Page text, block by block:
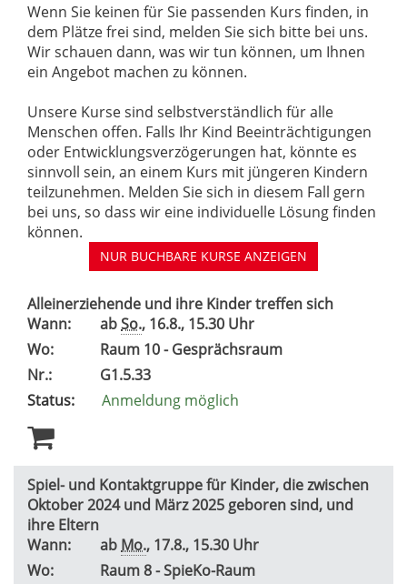
Wenn Sie keinen für Sie passenden Kurs finden, in
dem Plätze frei sind, melden Sie sich bitte bei uns.
Wir schauen dann, was wir tun können, um Ihnen
ein Angebot machen zu können.
Unsere Kurse sind selbstverständlich für alle
Menschen offen. Falls Ihr Kind Beeinträchtigungen
oder Entwicklungsverzögerungen hat, könnte es
sinnvoll sein, an einem Kurs mit jüngeren Kindern
teilzunehmen. Melden Sie sich in diesem Fall gern
bei uns, so dass wir eine individuelle Lösung finden
können.
NUR BUCHBARE KURSE ANZEIGEN
Alleinerziehende und ihre Kinder treffen sich
Wann:
abSo., 16.8., 15.30 Uhr
Wo:
Raum 10 - Gesprächsraum
Nr.:
G1.5.33
Status:
Anmeldung möglich
Spiel- und Kontaktgruppe für Kinder, die zwischen
Oktober 2024 und März 2025 geboren sind, und
ihre Eltern
Wann:
ab Mo., 17.8., 15.30 Uhr
Wo:
Raum 8 - SpieKo-Raum